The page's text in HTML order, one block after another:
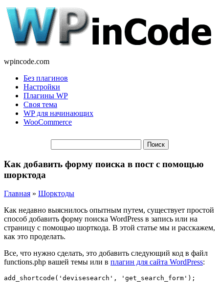
wpincode.com
Без плагинов
Настройки
Плагины WP
Своя тема
WP для начинающих
WooCommerce
Как добавить форму поиска в пост с помощью
шорктода
Главная » Шорктоды
Как недавно выяснилось опытным путем, существует простой
способ добавить форму поиска WordPress в запись или на
страницу с помощью шорткода. В этой статье мы и расскажем,
как это проделать.
Все, что нужно сделать, это добавить следующий код в файл
functions.php вашей темы или в плагин для сайта WordPress: